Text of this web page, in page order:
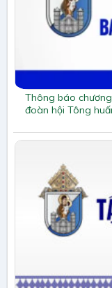
Thông báo
đoàn hội Tông